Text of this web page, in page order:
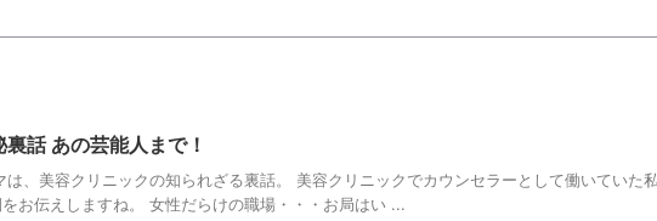
話 あの芸能人まで！
は、美容クリニックの知られざる裏話。 美容クリニックでカウンセラーとして働いていた
お伝えしますね。 女性だらけの職場・・・お局はい ...